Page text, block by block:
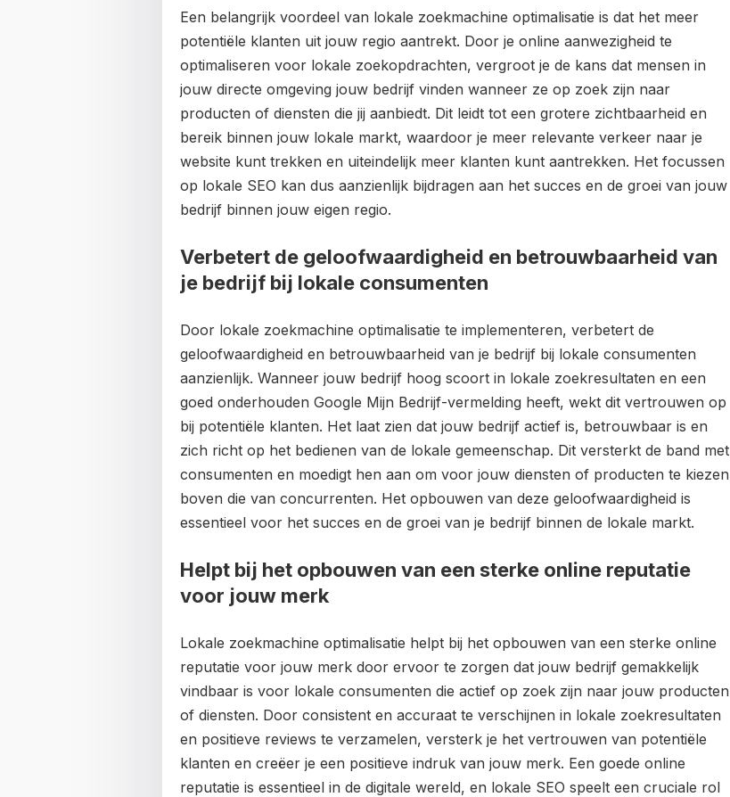
Een belangrijk voordeel van lokale zoekmachine optimalisatie is dat het meer
potentiële klanten uit jouw regio aantrekt. Door je online aanwezigheid te
optimaliseren voor lokale zoekopdrachten, vergroot je de kans dat mensen in
jouw directe omgeving jouw bedrijf vinden wanneer ze op zoek zijn naar
producten of diensten die jij aanbiedt. Dit leidt tot een grotere zichtbaarheid en
bereik binnen jouw lokale markt, waardoor je meer relevante verkeer naar je
website kunt trekken en uiteindelijk meer klanten kunt aantrekken. Het focussen
op lokale SEO kan dus aanzienlijk bijdragen aan het succes en de groei van jouw
bedrijf binnen jouw eigen regio.
Verbetert de geloofwaardigheid en betrouwbaarheid van
je bedrijf bij lokale consumenten
Door lokale zoekmachine optimalisatie te implementeren, verbetert de
geloofwaardigheid en betrouwbaarheid van je bedrijf bij lokale consumenten
aanzienlijk. Wanneer jouw bedrijf hoog scoort in lokale zoekresultaten en een
goed onderhouden Google Mijn Bedrijf-vermelding heeft, wekt dit vertrouwen op
bij potentiële klanten. Het laat zien dat jouw bedrijf actief is, betrouwbaar is en
zich richt op het bedienen van de lokale gemeenschap. Dit versterkt de band met
consumenten en moedigt hen aan om voor jouw diensten of producten te kiezen
boven die van concurrenten. Het opbouwen van deze geloofwaardigheid is
essentieel voor het succes en de groei van je bedrijf binnen de lokale markt.
Helpt bij het opbouwen van een sterke online reputatie
voor jouw merk
Lokale zoekmachine optimalisatie helpt bij het opbouwen van een sterke online
reputatie voor jouw merk door ervoor te zorgen dat jouw bedrijf gemakkelijk
vindbaar is voor lokale consumenten die actief op zoek zijn naar jouw producten
of diensten. Door consistent en accuraat te verschijnen in lokale zoekresultaten
en positieve reviews te verzamelen, versterk je het vertrouwen van potentiële
klanten en creëer je een positieve indruk van jouw merk. Een goede online
reputatie is essentieel in de digitale wereld, en lokale SEO speelt een cruciale rol